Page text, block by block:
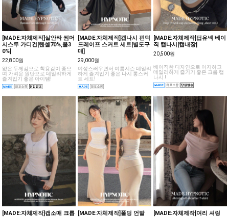
[MADE:자체제작]살안타 썸머
시스루 가디건[텐셀70%,울3
0%]
22,800원
얇은 두께감으로 착용감이 좋으
며 가벼운 원단으로 데일리하게
즐겨입기 좋은 아이템!
[MADE:자체제작]캡나시 핀턱
드레이프 스커트 세트[별도구
매]
29,000원
여성스러우면서 여름시즌 데일리
하게 즐겨입기 좋은 나시 롱스커
트 세트!
[MADE:자체제작]딥유넥 베이
직 캡나시[캡내장]
20,500원
베이직한 디자인으로 이지하고
데일리하게 즐기기 좋은 크롭 캡
나시 !
[MADE:자체제작]캡소매 크롭
[MADE:자체제작]폴딩 언발
[MADE:자체제작]여리 셔링